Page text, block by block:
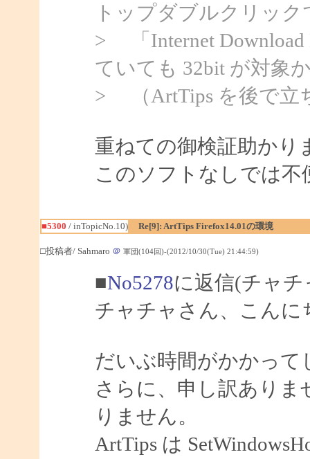
トップダブルクリッ
> 「Internet Download
ていても 32bit が対象
> （ArtTips を後で立
重ねての御検証助かり
このソフトなしでは不
■5300 / inTopicNo.10) Re[9]: ArtTips Firefox14.01の環境
□投稿者/ Sahmaro ＠ 軍団(104回)-(2012/10/30(Tue) 21:44:59)
■No5278に返信(チャ
チャチャさん、こんに
だいぶ時間がかかっ
さらに、申し訳あり
りません。
ArtTips は